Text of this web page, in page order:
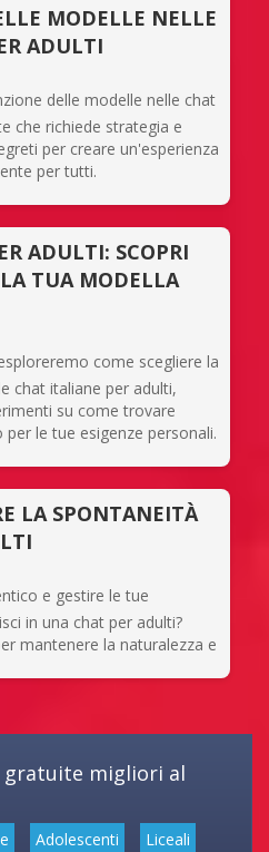
MODELLE NELLE
ADULTI
delle modelle nelle chat
che richiede strategia e
per creare un'esperienza
per tutti.
ADULTI: SCOPRI
TUA MODELLA
come scegliere la
chat italiane per adulti,
su come trovare
le tue esigenze personali.
LA SPONTANEITÀ
e gestire le tue
in una chat per adulti?
mantenere la naturalezza e
gratuite migliori al
Adolescenti Liceali